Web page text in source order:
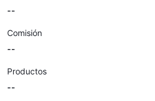
--
Comisión
--
Productos
--